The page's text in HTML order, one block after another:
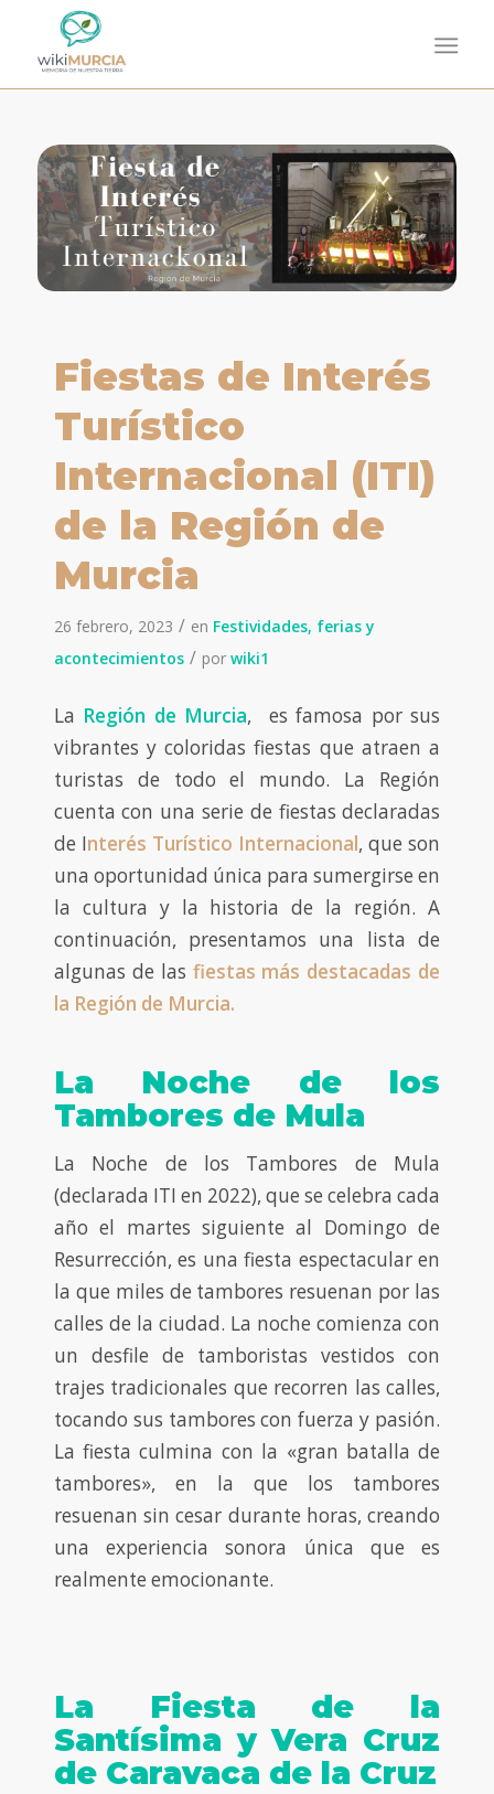
Fiestas de Interés
Turístico
Internacional (ITI)
de la Región de
Murcia
26 febrero, 2023 / en Festividades, ferias y
acontecimientos / por wiki1
La Región de Murcia, es famosa por sus
vibrantes y coloridas fiestas que atraen a
turistas de todo el mundo. La Región
cuenta con una serie de fiestas declaradas
de Interés Turístico Internacional, que son
una oportunidad única para sumergirse en
la cultura y la historia de la región. A
continuación, presentamos una lista de
algunas de las fiestas más destacadas de
la Región de Murcia.
La Noche de los
Tambores de Mula
La Noche de los Tambores de Mula
(declarada ITI en 2022), que se celebra cada
año el martes siguiente al Domingo de
Resurrección, es una fiesta espectacular en
la que miles de tambores resuenan por las
calles de la ciudad. La noche comienza con
un desfile de tamboristas vestidos con
trajes tradicionales que recorren las calles,
tocando sus tambores con fuerza y pasión.
La fiesta culmina con la «gran batalla de
tambores», en la que los tambores
resuenan sin cesar durante horas, creando
una experiencia sonora única que es
realmente emocionante.
La Fiesta de la
Santísima y Vera Cruz
de Caravaca de la Cruz